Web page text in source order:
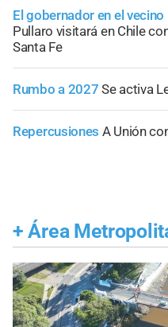
El gobernador en el vecino
Pullaro visitará en Chile
Santa Fe
Rumbo a 2027 Se activa
Repercusiones A Unión
+ Área